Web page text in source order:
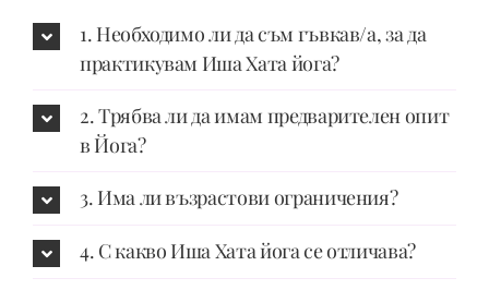
1. Необходимо ли да съм гъвкав/а, за да
практикувам Иша Хата йога?
2. Трябва ли да имам предварителен опит
в Йога?
3. Има ли възрастови ограничения?
4. С какво Иша Хата йога се отличава?